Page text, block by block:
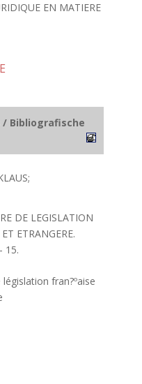
EN MATIERE
/ Bibliografische
DE LEGISLATION
ETRANGERE.
15.
fran?ºaise